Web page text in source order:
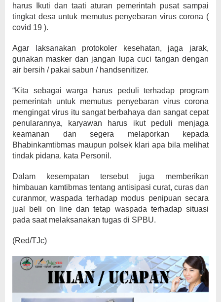
harus Ikuti dan taati aturan pemerintah pusat sampai
tingkat desa untuk memutus penyebaran virus corona (
covid 19 ).
Agar laksanakan protokoler kesehatan, jaga jarak,
gunakan masker dan jangan lupa cuci tangan dengan
air bersih / pakai sabun / handsenitizer.
“Kita sebagai warga harus peduli terhadap program
pemerintah untuk memutus penyebaran virus corona
mengingat virus itu sangat berbahaya dan sangat cepat
penularannya, karyawan harus ikut peduli menjaga
keamanan dan segera melaporkan kepada
Bhabinkamtibmas maupun polsek klari apa bila melihat
tindak pidana. kata Personil.
Dalam kesempatan tersebut juga memberikan
himbauan kamtibmas tentang antisipasi curat, curas dan
curanmor, waspada terhadap modus penipuan secara
jual beli on line dan tetap waspada terhadap situasi
pada saat melaksanakan tugas di SPBU.
(Red/TJc)